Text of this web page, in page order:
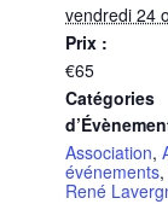
vendredi 24
Prix :
€65
Catégories
Association,
événements,
René